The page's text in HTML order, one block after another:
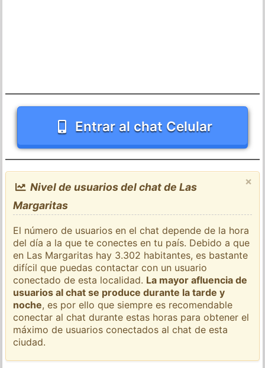
Entrar al chat Celular
×
Nivel de usuarios del chat de Las
Margaritas
El número de usuarios en el chat depende de la hora
del día a la que te conectes en tu país. Debido a que
en Las Margaritas hay 3.302 habitantes, es bastante
difícil que puedas contactar con un usuario
conectado de esta localidad. La mayor afluencia de
usuarios al chat se produce durante la tarde y
noche, es por ello que siempre es recomendable
conectar al chat durante estas horas para obtener el
máximo de usuarios conectados al chat de esta
ciudad.